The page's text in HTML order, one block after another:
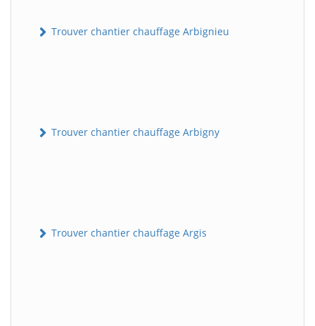
Trouver chantier chauffage Arbignieu
Trouver chantier chauffage Arbigny
Trouver chantier chauffage Argis